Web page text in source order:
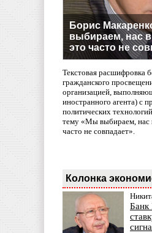
Борис
выбираем, нас
это часто не
Текстовая расшифровка
гражданского
организацией,
иностранного агента) с
политических
тему «Мы выбираем, нас
часто не совпадает».
Колонка
Банк